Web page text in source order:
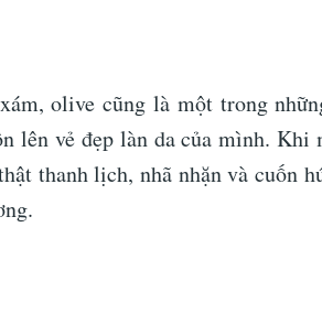
olive cũng là một trong
lên vẻ đẹp làn da của mình. Khi
thanh lịch, nhã nhặn và cuốn